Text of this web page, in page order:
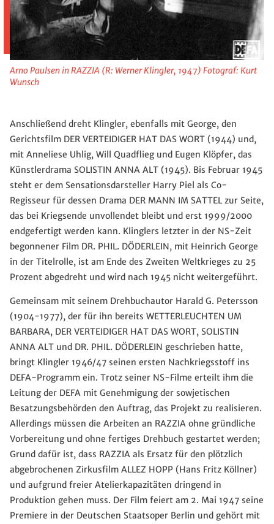
Arno Paulsen in RAZZIA (R: Werner Klingler, 1947) Fotograf: Kurt
Wunsch
Anschließend dreht Klingler, ebenfalls mit George, den
Gerichtsfilm DER VERTEIDIGER HAT DAS WORT (1944) und,
mit Anneliese Uhlig, Will Quadflieg und Eugen Klöpfer, das
Künstlerdrama SOLISTIN ANNA ALT (1945). Bis Februar 1945
steht er dem Sensationsdarsteller Harry Piel als Co-
Regisseur für dessen Drama DER MANN IM SATTEL zur Seite,
das bei Kriegsende unvollendet bleibt und erst 1999/2000
endgefertigt werden kann. Klinglers letzter in der NS-Zeit
begonnener Film DR. PHIL. DÖDERLEIN, mit Heinrich George
in der Titelrolle, ist am Ende des Zweiten Weltkrieges zu 25
Prozent abgedreht und wird nach 1945 nicht weitergeführt.
Gemeinsam mit seinem Drehbuchautor Harald G. Petersson
(1904-1977), der für ihn bereits WETTERLEUCHTEN UM
BARBARA, DER VERTEIDIGER HAT DAS WORT, SOLISTIN
ANNA ALT und DR. PHIL. DÖDERLEIN geschrieben hatte,
bringt Klingler 1946/47 seinen ersten Nachkriegsstoff ins
DEFA-Programm ein. Trotz seiner NS-Filme erteilt ihm die
Leitung der DEFA mit Genehmigung der sowjetischen
Besatzungsbehörden den Auftrag, das Projekt zu realisieren.
Allerdings müssen die Arbeiten an RAZZIA ohne gründliche
Vorbereitung und ohne fertiges Drehbuch gestartet werden;
Grund dafür ist, dass RAZZIA als Ersatz für den plötzlich
abgebrochenen Zirkusfilm ALLEZ HOPP (Hans Fritz Köllner)
und aufgrund freier Atelierkapazitäten dringend in
Produktion gehen muss. Der Film feiert am 2. Mai 1947 seine
Premiere in der Deutschen Staatsoper Berlin und gehört mit